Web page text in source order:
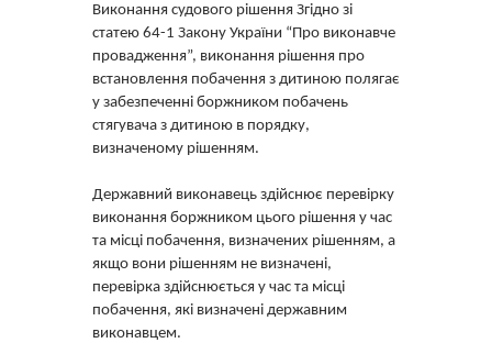
Виконання судового рішення Згідно зі
статею 64-1 Закону України “Про виконавче
провадження”, виконання рішення про
встановлення побачення з дитиною полягає
у забезпеченні боржником побачень
стягувача з дитиною в порядку,
визначеному рішенням.
Державний виконавець здійснює перевірку
виконання боржником цього рішення у час
та місці побачення, визначених рішенням, а
якщо вони рішенням не визначені,
перевірка здійснюється у час та місці
побачення, які визначені державним
виконавцем.